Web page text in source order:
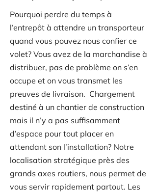
Pourquoi perdre du temps à
l’entrepôt à attendre un transporteur
quand vous pouvez nous confier ce
volet? Vous avez de la marchandise à
distribuer, pas de problème on s’en
occupe et on vous transmet les
preuves de livraison. Chargement
destiné à un chantier de construction
mais il n’y a pas suffisamment
d’espace pour tout placer en
attendant son l’installation? Notre
localisation stratégique près des
grands axes routiers, nous permet de
vous servir rapidement partout. Les